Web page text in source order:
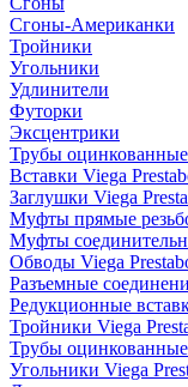
Сгоны-Американки
Тройники
Угольники
Удлинители
Футорки
Эксцентрики
Трубы
Вставки Viega
Заглушки Viega
Муфты прямые
Муфты
Обводы Viega
Разъемные
Редукционные
Тройники Viega
Трубы оцинкованные
Угольники Viega